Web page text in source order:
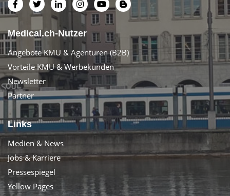
Medical.ch-Nutzer
Angebote KMU & Agenturen (B2B)
Vorteile KMU & Werbekunden
Newsletter
Partner
Links
Medien & News
Jobs & Karriere
Pressespiegel
Yellow Pages